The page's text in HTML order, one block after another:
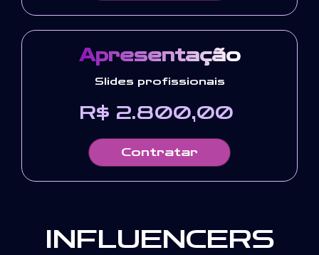
Apresentação
Slides profissionais
R$ 2.800,00
Contratar
INFLUENCERS